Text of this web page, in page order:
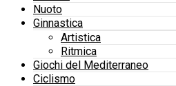
Nuoto
Ginnastica
Artistica
Ritmica
Giochi del Mediterraneo
Ciclismo